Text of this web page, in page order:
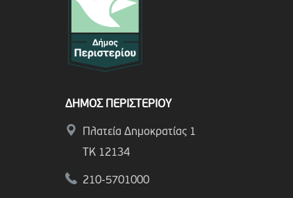
ΔΗΜΟΣ ΠΕΡΙΣΤΕΡΙΟΥ
Πλατεία Δημοκρατίας 1
ΤΚ 12134
210-5701000